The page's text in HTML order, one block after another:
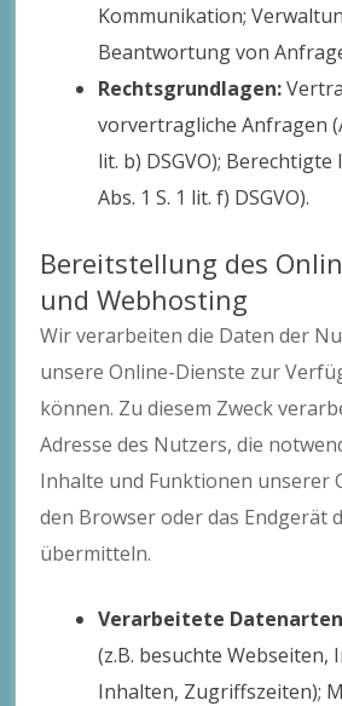
Kommunikation;
Beantwortung von
Rechtsgrundlagen:
vorvertragliche Anfragen
lit. b) DSGVO);
Abs. 1 S. 1 lit. f) DSGVO).
Bereitstellung des
und Webhosting
Wir verarbeiten die Daten der
unsere Online-Dienste zur
können. Zu diesem Zweck
Adresse des Nutzers, die
Inhalte und Funktionen unserer
den Browser oder das Endgerät
übermitteln.
Verarbeitete
(z.B. besuchte Webseiten,
Inhalten, Zugriffszeiten);